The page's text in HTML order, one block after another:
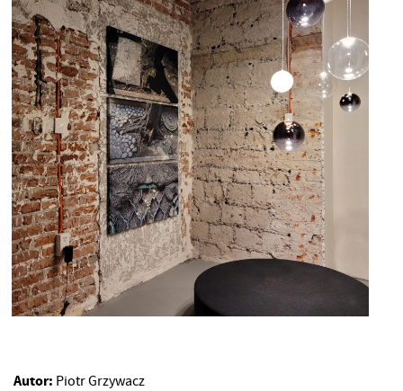
Autor: Piotr Grzywacz